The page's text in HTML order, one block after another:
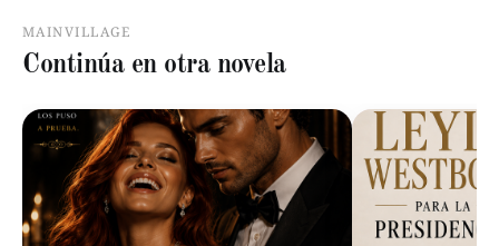
MAINVILLAGE
Continúa en otra novela